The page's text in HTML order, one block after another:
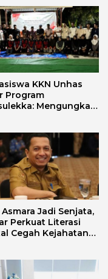
KKN Unhas
Program
Mengungkap
Asmara Jadi Senjata,
Perkuat Literasi
Cegah Kejahatan